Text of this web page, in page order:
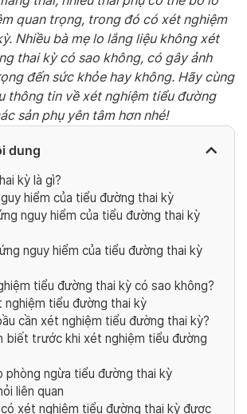
quan trọng, trong đó có xét nghiệm
Nhiều bà mẹ lo lắng liệu không xét
thai kỳ có sao không, có gây ảnh
đến sức khỏe hay không. Hãy cùng
thông tin về xét nghiệm tiểu đường
sản phụ yên tâm hơn nhé!
dung
kỳ là gì?
hiểm của tiểu đường thai kỳ
nguy hiểm của tiểu đường thai kỳ
nguy hiểm của tiểu đường thai kỳ
tiểu đường thai kỳ có sao không?
nghiệm tiểu đường thai kỳ
cần xét nghiệm tiểu đường thai kỳ?
biết trước khi xét nghiệm tiểu đường
phòng ngừa tiểu đường thai kỳ
liên quan
xét nghiệm tiểu đường thai kỳ được